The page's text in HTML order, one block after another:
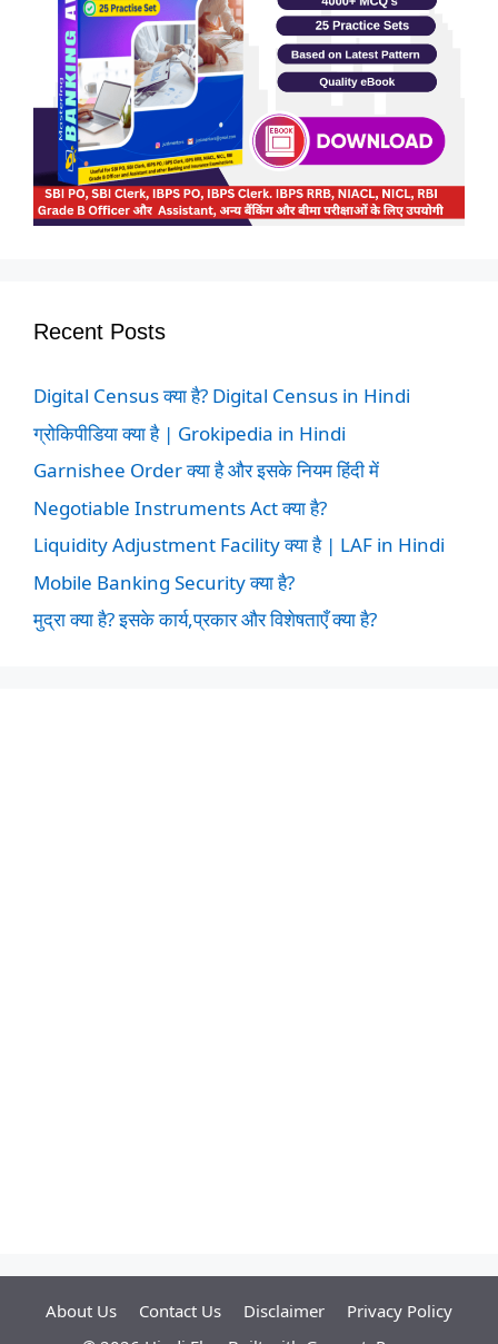
Recent Posts
Digital Census क्या है? Digital Census in Hindi
ग्रोकिपीडिया क्या है | Grokipedia in Hindi
Garnishee Order क्या है और इसके नियम हिंदी में
Negotiable Instruments Act क्या है?
Liquidity Adjustment Facility क्या है | LAF in Hindi
Mobile Banking Security क्या है?
मुद्रा क्या है? इसके कार्य,प्रकार और विशेषताएँ क्या है?
About Us Contact Us Disclaimer
Privacy Policy